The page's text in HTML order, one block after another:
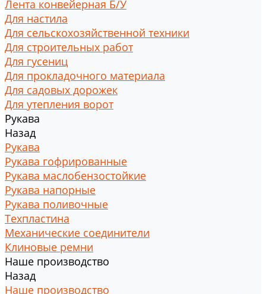
Лента конвейерная Б/У
Для настила
Для сельскохозяйственной техники
Для строительных работ
Для гусениц
Для прокладочного материала
Для садовых дорожек
Для утепления ворот
Рукава
Назад
Рукава
Рукава гофрированные
Рукава маслобензостойкие
Рукава напорные
Рукава поливочные
Техпластина
Механические соединители
Клиновые ремни
Наше производство
Назад
Наше производство